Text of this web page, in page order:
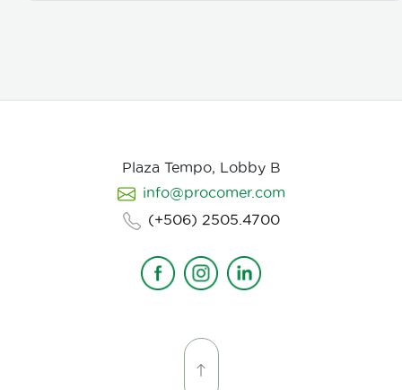
Plaza Tempo, Lobby B
info@procomer.com
(+506) 2505.4700